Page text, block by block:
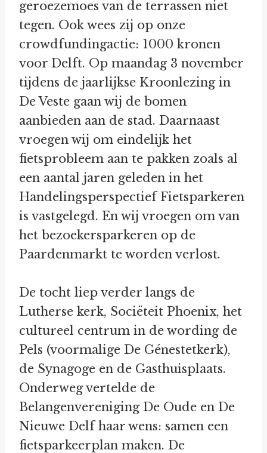
geroezemoes van de terrassen niet
tegen. Ook wees zij op onze
crowdfundingactie: 1000 kronen
voor Delft. Op maandag 3 november
tijdens de jaarlijkse Kroonlezing in
De Veste gaan wij de bomen
aanbieden aan de stad. Daarnaast
vroegen wij om eindelijk het
fietsprobleem aan te pakken zoals al
een aantal jaren geleden in het
Handelingsperspectief Fietsparkeren
is vastgelegd. En wij vroegen om van
het bezoekersparkeren op de
Paardenmarkt te worden verlost.
De tocht liep verder langs de
Lutherse kerk, Sociëteit Phoenix, het
cultureel centrum in de wording de
Pels (voormalige De Génestetkerk),
de Synagoge en de Gasthuisplaats.
Onderweg vertelde de
Belangenvereniging De Oude en De
Nieuwe Delf haar wens: samen een
fietsparkeerplan maken. De